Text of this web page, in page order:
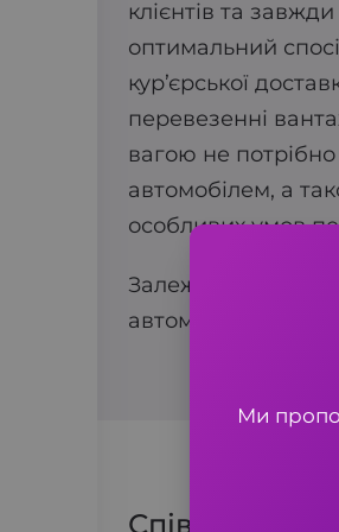
клієнтів та
оптимальний
кур’єрської
перевезенні
вагою не
автомобілем, а
особливих умов
Залежно від
автомобілі класу
Ми